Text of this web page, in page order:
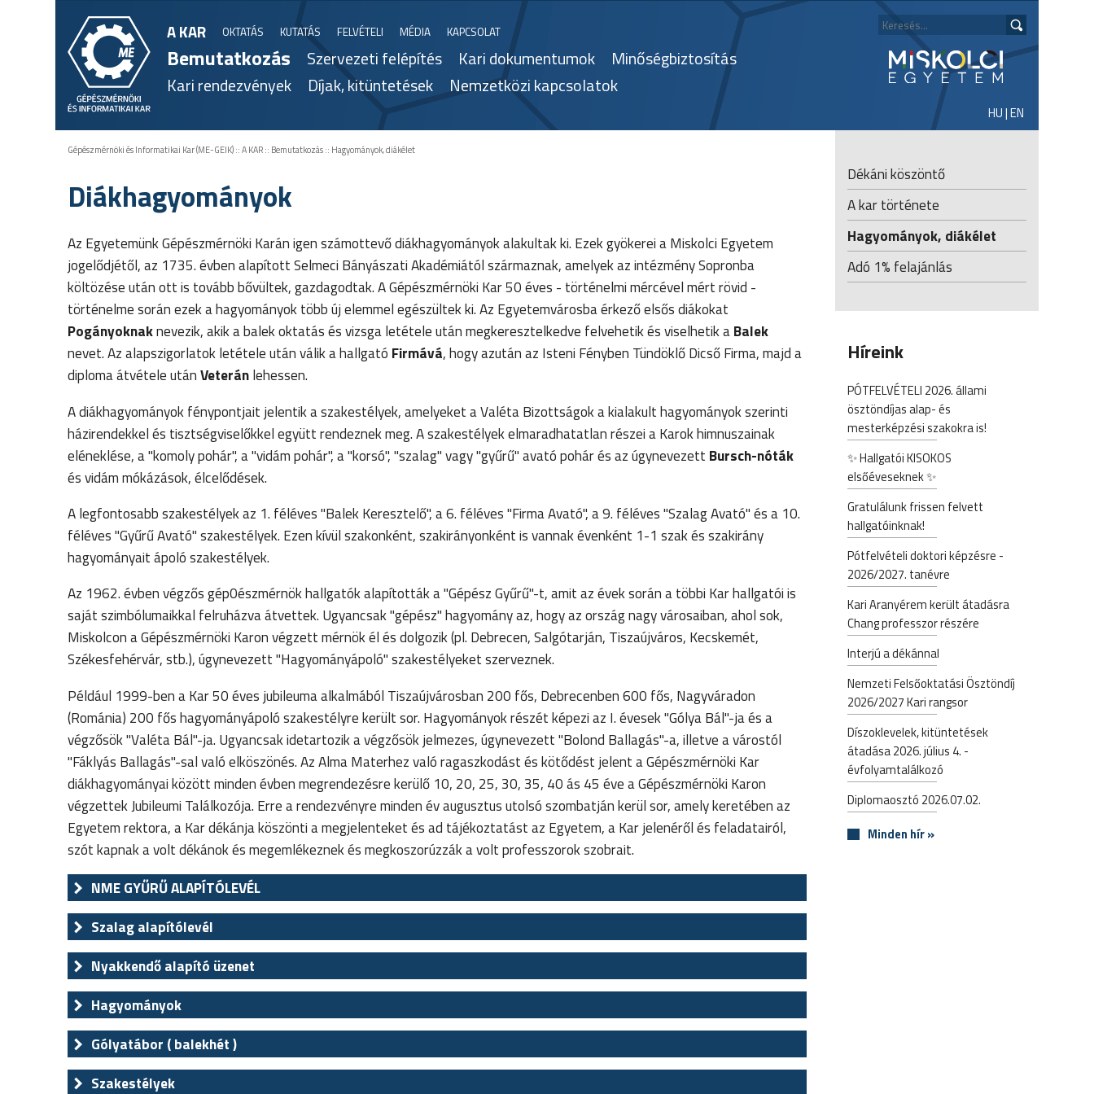
A KAR OKTATÁS KUTATÁS FELVÉTELI MÉDIA KAPCSOLAT
Bemutatkozás Szervezeti felépítés Kari dokumentumok
Minőségbiztosítás
Kari rendezvények
Díjak, kitüntetések Nemzetközi kapcsolatok
HU|EN
Gépészmérnöki és Informatikai Kar (ME-GEIK)::A KAR:: Bemutatkozás:: Hagyományok, diákélet
Diákhagyományok
Az Egyetemünk Gépészmérnöki Karán igen számottevő diákhagyományok alakultak ki. Ezek gyökerei a Miskolci Egyetem
jogelődjétől, az 1735. évben alapított Selmeci Bányászati Akadémiától származnak, amelyek az intézmény Sopronba
költözése után ott is tovább bővültek, gazdagodtak. A Gépészmérnöki Kar 50 éves - történelmi mércével mért rövid -
történelme során ezek a hagyományok több új elemmel egészültek ki. Az Egyetemvárosba érkező elsős diákokat
Pogányoknaknevezik, akik a balek oktatás és vizsga letétele után megkeresztelkedve felvehetik és viselhetik aBalek
nevet. Az alapszigorlatok letétele után válik a hallgató Firmává, hogy azután az Isteni Fényben Tündöklő Dicső Firma, majd a
diploma átvétele utánVeteránlehessen.
A diákhagyományok fénypontjait jelentik a szakestélyek, amelyeket a Valéta Bizottságok a kialakult hagyományok szerinti
házirendekkel és tisztségviselőkkel együtt rendeznek meg. A szakestélyek elmaradhatatlan részei a Karok himnuszainak
eléneklése, a "komoly pohár", a "vidám pohár", a "korsó", "szalag" vagy "gyűrű" avató pohár és az úgynevezett Bursch-nóták
és vidám mókázások, élcelődések.
A legfontosabb szakestélyek az 1. féléves "Balek Keresztelő", a 6. féléves "Firma Avató", a 9. féléves "Szalag Avató" és a 10.
féléves "Gyűrű Avató" szakestélyek. Ezen kívül szakonként, szakirányonként is vannak évenként 1-1 szak és szakirány
hagyományait ápoló szakestélyek.
Az 1962. évben végzős gép0észmérnök hallgatók alapították a "Gépész Gyűrű"-t, amit az évek során a többi Kar hallgatói is
saját szimbólumaikkal felruházva átvettek. Ugyancsak "gépész" hagyomány az, hogy az ország nagy városaiban, ahol sok,
Miskolcon a Gépészmérnöki Karon végzett mérnök él és dolgozik (pl. Debrecen, Salgótarján, Tiszaújváros, Kecskemét,
Székesfehérvár, stb.), úgynevezett "Hagyományápoló" szakestélyeket szerveznek.
Például 1999-ben a Kar 50 éves jubileuma alkalmából Tiszaújvárosban 200 fős, Debrecenben 600 fős, Nagyváradon
(Románia) 200 fős hagyományápoló szakestélyre került sor. Hagyományok részét képezi az I. évesek "Gólya Bál"-ja és a
végzősök "Valéta Bál"-ja. Ugyancsak idetartozik a végzősök jelmezes, úgynevezett "Bolond Ballagás"-a, illetve a várostól
"Fáklyás Ballagás"-sal való elköszönés. Az Alma Materhez való ragaszkodást és kötődést jelent a Gépészmérnöki Kar
diákhagyományai között minden évben megrendezésre kerülő 10, 20, 25, 30, 35, 40 ás 45 éve a Gépészmérnöki Karon
végzettek Jubileumi Találkozója. Erre a rendezvényre minden év augusztus utolsó szombatján kerül sor, amely keretében az
Egyetem rektora, a Kar dékánja köszönti a megjelenteket és ad tájékoztatást az Egyetem, a Kar jelenéről és feladatairól,
szót kapnak a volt dékánok és megemlékeznek és megkoszorúzzák a volt professzorok szobrait.
NME GYŰRŰ ALAPÍTÓLEVÉL
Szalag alapítólevél
Nyakkendő alapító üzenet
Hagyományok
Gólyatábor ( balekhét )
Szakestélyek
Dékáni köszöntő
A kar története
Hagyományok, diákélet
Adó 1% felajánlás
Híreink
PÓTFELVÉTELI 2026. állami
ösztöndíjas alap- és
mesterképzési szakokra is!
✨ Hallgatói KISOKOS
elsőéveseknek ✨
Gratulálunk frissen felvett
hallgatóinknak!
Pótfelvételi doktori képzésre -
2026/2027. tanévre
Kari Aranyérem került átadásra
Chang professzor részére
Interjú a dékánnal
Nemzeti Felsőoktatási Ösztöndíj
2026/2027 Kari rangsor
Díszoklevelek, kitüntetések
átadása 2026. július 4. -
évfolyamtalálkozó
Diplomaosztó 2026.07.02.
Minden hír »